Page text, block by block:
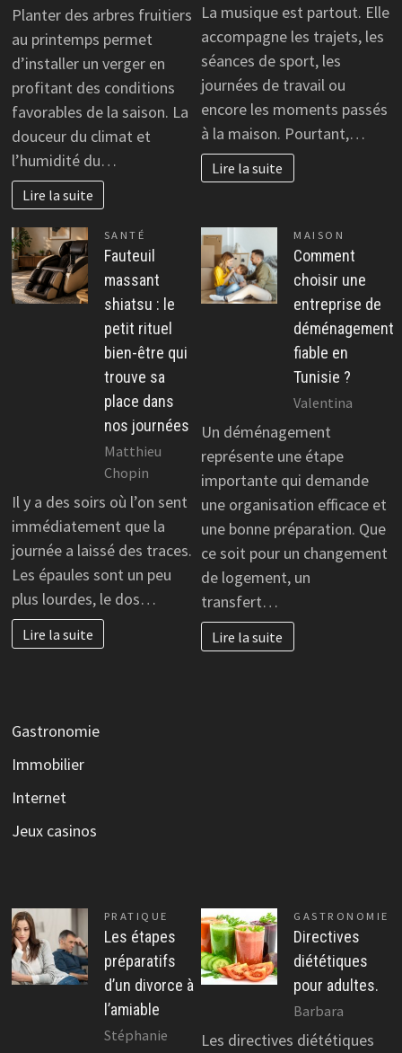
Planter des arbres fruitiers
au printemps permet
d’installer un verger en
profitant des conditions
favorables de la saison. La
douceur du climat et
l’humidité du…
Lire la suite
La musique est partout. Elle
accompagne les trajets, les
séances de sport, les
journées de travail ou
encore les moments passés
à la maison. Pourtant,…
Lire la suite
SANTÉ
Fauteuil
massant
shiatsu : le
petit rituel
bien-être qui
trouve sa
place dans
nos journées
Matthieu
Chopin
Il y a des soirs où l’on sent
immédiatement que la
journée a laissé des traces.
Les épaules sont un peu
plus lourdes, le dos…
Lire la suite
MAISON
Comment
choisir une
entreprise de
déménagement
fiable en
Tunisie ?
Valentina
Un déménagement
représente une étape
importante qui demande
une organisation efficace et
une bonne préparation. Que
ce soit pour un changement
de logement, un
transfert…
Lire la suite
Gastronomie
Immobilier
Internet
Jeux casinos
PRATIQUE
Les étapes
préparatifs
d’un divorce à
l’amiable
Stéphanie
GASTRONOMIE
Directives
diététiques
pour adultes.
Barbara
Les directives diététiques